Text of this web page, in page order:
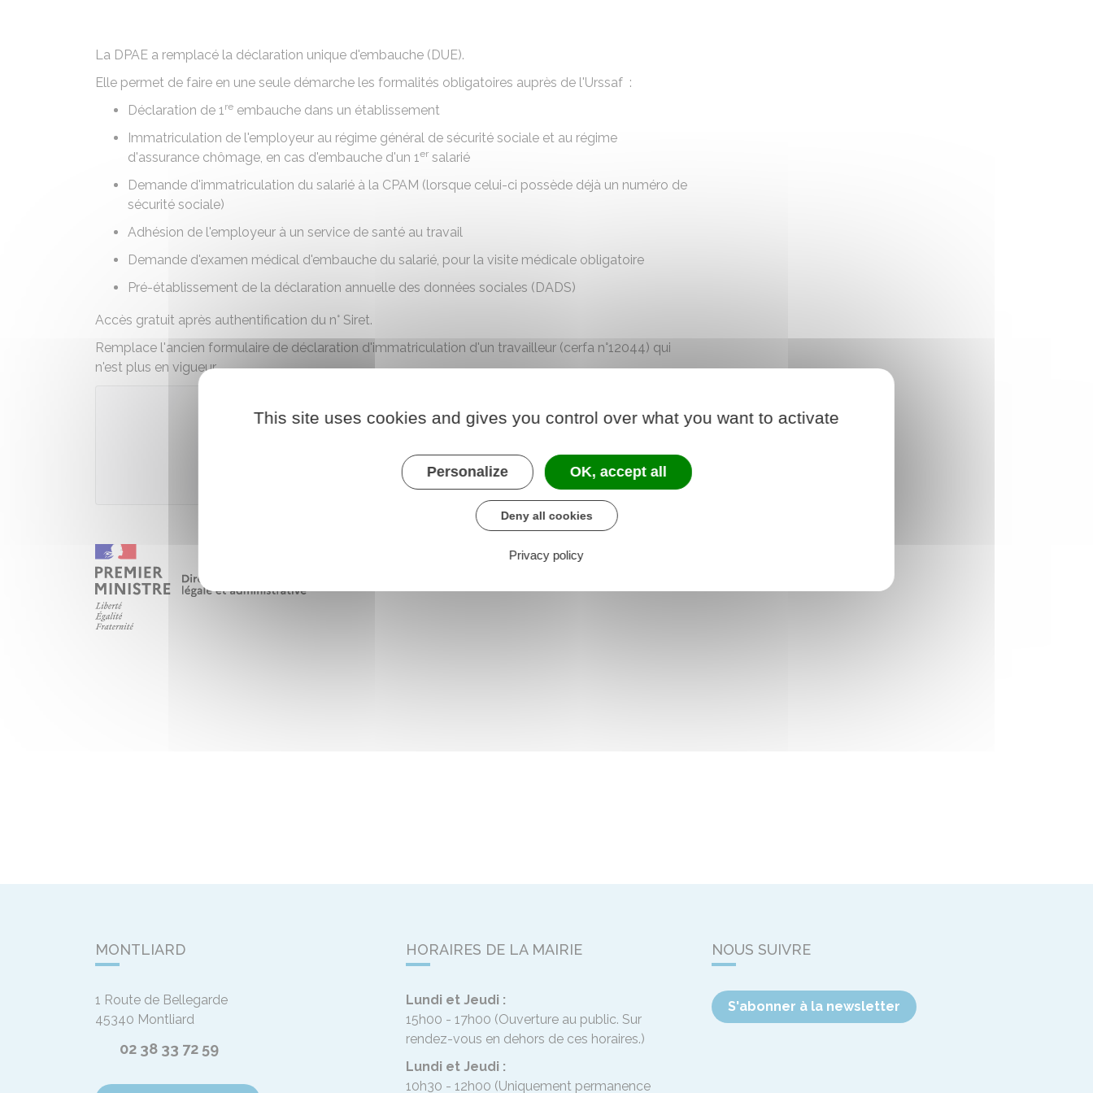
La DPAE a remplacé la déclaration unique d'embauche (DUE).
Elle permet de faire en une seule démarche les formalités obligatoires auprès de l'Urssaf :
Déclaration de 1re embauche dans un établissement
Immatriculation de l'employeur au régime général de sécurité sociale et au régime
d'assurance chômage, en cas d'embauche d'un 1er salarié
Demande d'immatriculation du salarié à la CPAM (lorsque celui-ci possède déjà un numéro de
sécurité sociale)
Adhésion de l'employeur à un service de santé au travail
Demande d'examen médical d'embauche du salarié, pour la visite médicale obligatoire
Pré-établissement de la déclaration annuelle des données sociales (DADS)
Accès gratuit après authentification du n° Siret.
Remplace l'ancien formulaire de déclaration d'immatriculation d'un travailleur (cerfa n°12044) qui
n'est plus en vigueur.
Urssaf
MONTLIARD
1 Route de Bellegarde
45340 Montliard
02 38 33 72 59
HORAIRES DE LA MAIRIE
Lundi et Jeudi :
15h00 - 17h00 (Ouverture au public. Sur
rendez-vous en dehors de ces horaires.)
Lundi et Jeudi :
10h30 - 12h00 (Uniquement permanence
NOUS SUIVRE
S'abonner à la newsletter
This site uses cookies and gives you control over what you want to activate
Personalize OK, accept all
Deny all cookies
Privacy policy